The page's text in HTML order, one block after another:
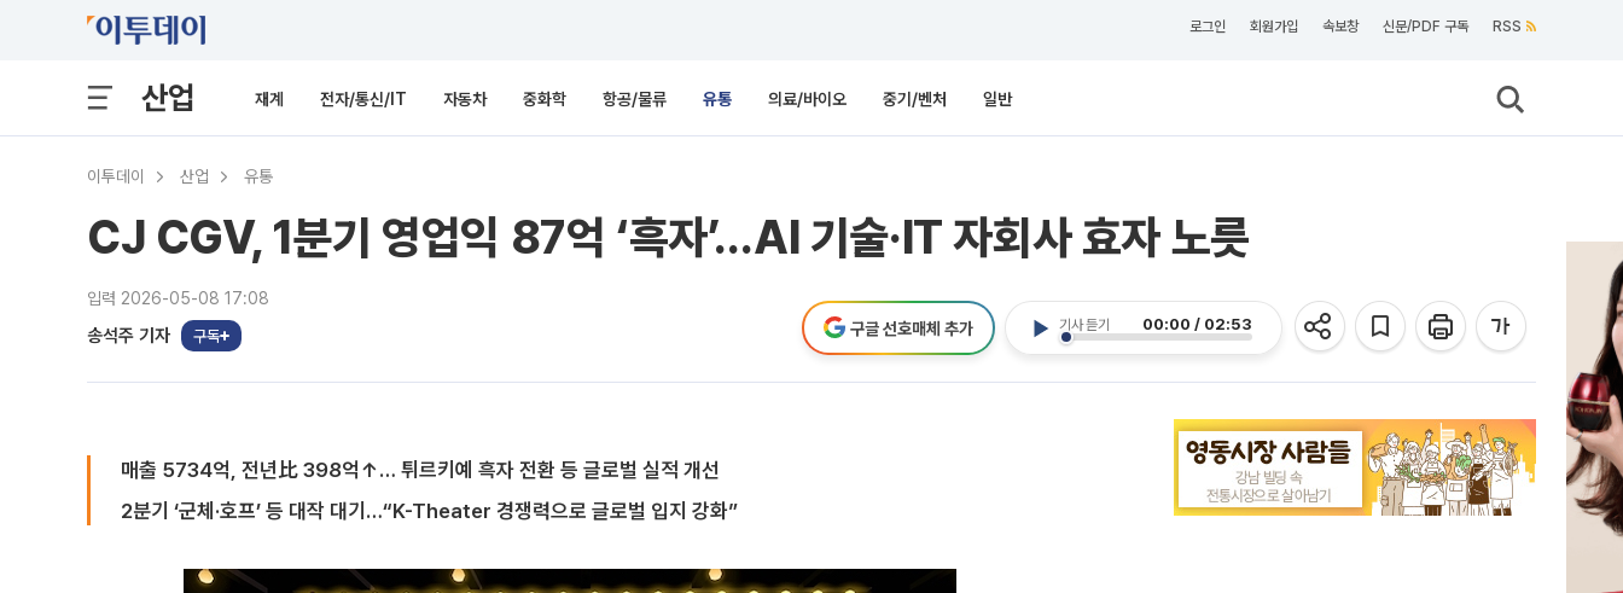
로그인 회원가입 속보창 신문/PDF 구독 RSS
산업 재계 전자/통신/IT 자동차 중화학 항공/물류 유통 의료/바이오 중기/벤처 일반
이투데이 산업 유통
CJ CGV, 1분기 영업익 87억 ‘흑자’…AI 기술·IT 자회사 효자 노릇
입력 2026-05-08 17:08
송석주 기자 구독
기사 듣기 00:00 / 02:53
구글 선호매체 추가
매출 5734억, 전년比 398억↑… 튀르키예 흑자 전환 등 글로벌 실적 개선
2분기 ‘군체·호프’ 등 대작 대기…“K-Theater 경쟁력으로 글로벌 입지 강화”